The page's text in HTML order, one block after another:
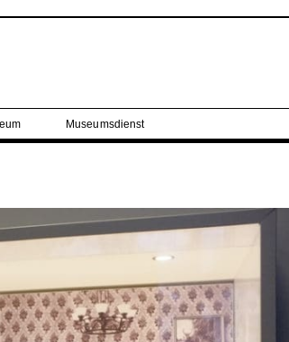
Museumsdienst